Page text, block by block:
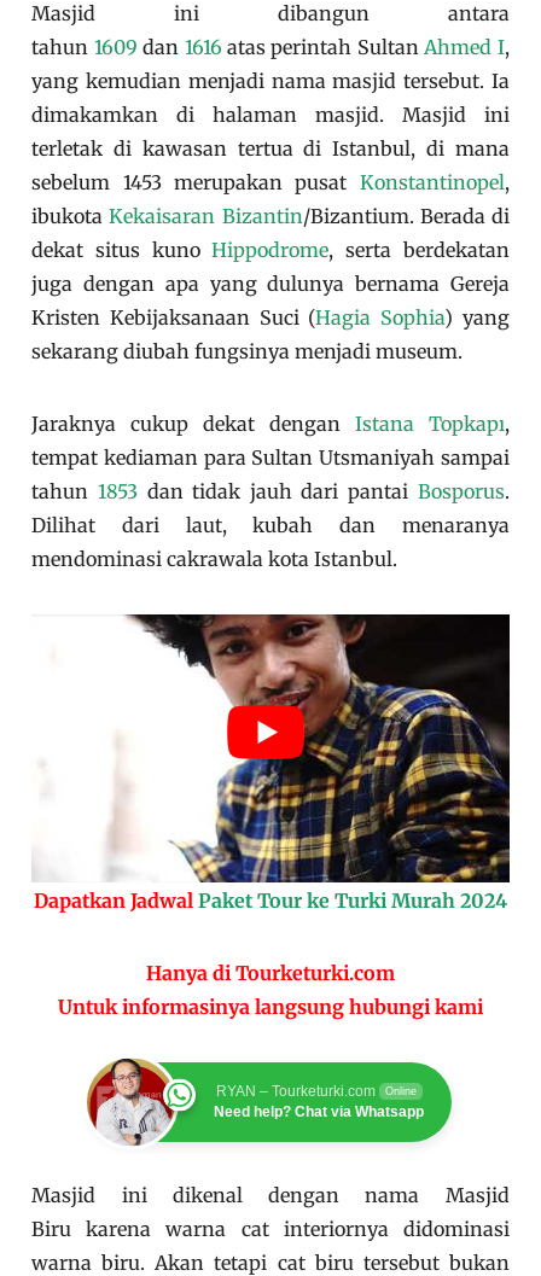
Masjid ini dibangun antara
tahun 1609 dan 1616 atas perintah SultanAhmed I,
yang kemudian menjadi nama masjid tersebut. Ia
dimakamkan di halaman masjid. Masjid ini
terletak di kawasan tertua di Istanbul, di mana
sebelum 1453 merupakan pusat Konstantinopel,
ibukotaKekaisaran Bizantin/Bizantium. Berada di
dekat situs kunoHippodrome, serta berdekatan
juga dengan apa yang dulunya bernama Gereja
Kristen Kebijaksanaan Suci (Hagia Sophia) yang
sekarang diubah fungsinya menjadi museum.
Jaraknya cukup dekat dengan Istana Topkapı,
tempat kediaman para Sultan Utsmaniyah sampai
tahun 1853dan tidak jauh dari pantai Bosporus.
Dilihat dari laut, kubah dan menaranya
mendominasi cakrawala kota Istanbul.
Dapatkan Jadwal Paket Tour ke Turki Murah 2024
Hanya di Tourketurki.com
Untuk informasinya langsung hubungi kami
RYAN – Tourketurki.com Online
Need help? Chat via Whatsapp
Masjid ini dikenal dengan nama Masjid
Biru karena warna cat interiornya didominasi
warna biru. Akan tetapi cat biru tersebut bukan